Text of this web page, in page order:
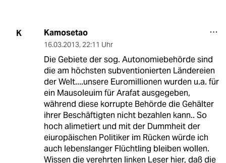
K Kamosetao
16.03.2013, 22:11 Uhr
Die Gebiete der sog. Autonomiebehörde sind
die am höchsten subventionierten Ländereien
der Welt....unsere Euromillionen wurden u.a. für
ein Mausoleuim für Arafat ausgegeben,
während diese korrupte Behörde die Gehälter
ihrer Beschäftigten nicht bezahlen kann.. So
hoch alimetiert und mit der Dummheit der
eiuropäischen Politiker im Rücken würde ich
auch lebenslanger Flüchtling bleiben wollen.
Wissen die verehrten linken Leser hier, daß die